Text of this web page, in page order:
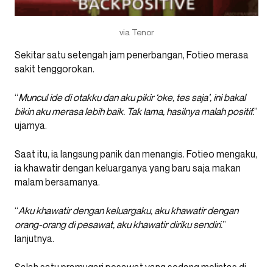
via Tenor
Sekitar satu setengah jam penerbangan, Fotieo merasa
sakit tenggorokan.
“Muncul ide di otakku dan aku pikir ‘oke, tes saja’, ini bakal
bikin aku merasa lebih baik. Tak lama, hasilnya malah positif.”
ujarnya.
Saat itu, ia langsung panik dan menangis. Fotieo mengaku,
ia khawatir dengan keluarganya yang baru saja makan
malam bersamanya.
“Aku khawatir dengan keluargaku, aku khawatir dengan
orang-orang di pesawat, aku khawatir diriku sendiri.”
lanjutnya.